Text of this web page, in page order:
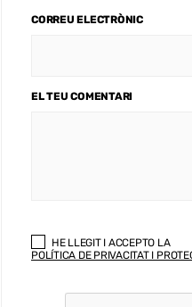
CORREU ELECTRÒNIC
EL TEU COMENTARI
HE LLEGIT I ACCEPTO LA
POLÍTICA DE PRIVACITAT I